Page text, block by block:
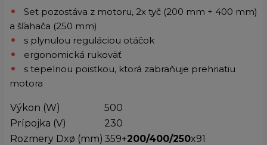
Set pozostáva z motoru, 2x tyč (200 mm + 400 mm)
a šľahača (250 mm)
s plynulou reguláciou otáčok
ergonomická rukoväť
s tepelnou poistkou, ktorá zabraňuje prehriatiu
motora
Výkon (W)
500
Prípojka (V)
230
Rozmery Dxø (mm) 359+200/400/250x91